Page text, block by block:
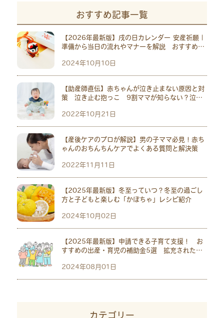
おすすめ記事一覧
【2026年最新版】戌の日カレンダー 安産祈願｜
準備から当日の流れやマナーを解説 おすすめ神
2024年10月10日
【助産師直伝】赤ちゃんが泣き止まない原因と対
策 泣き止む抱っこ 9割ママが知らない？泣い
2022年10月21日
【産後ケアのプロが解説】男の子ママ必見！赤ち
ゃんのおちんちんケアでよくある質問と解決策
2022年11月11日
【2025年最新版】冬至っていつ？冬至の過ごし
方と子どもと楽しむ「かぼちゃ」レシピ紹介
2024年10月02日
【2025年最新版】申請できる子育て支援！ お
すすめの出産・育児の補助金5選 拡充された児
2024年08月01日
カテゴリー